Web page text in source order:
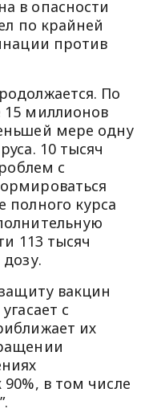
в опасности
по крайней
против
По
миллионов
мере одну
10 тысяч
с
полного курса
113 тысяч
вакцин
с
их
в том числе